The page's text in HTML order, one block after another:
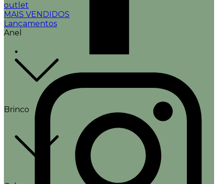
outlet
MAIS VENDIDOS
Lançamentos
Anel
Brinco